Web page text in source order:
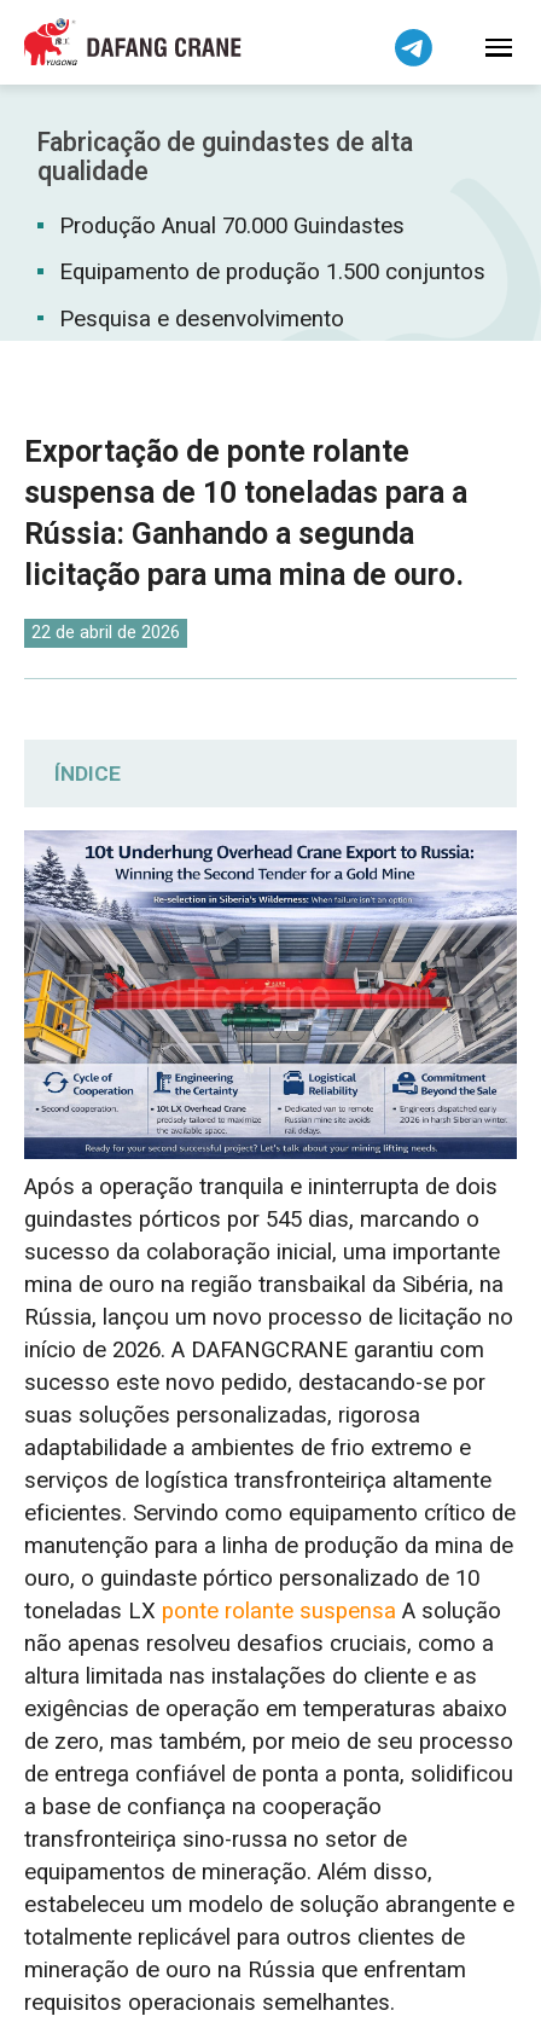
Fabricação de guindastes de alta
qualidade
Produção Anual 70.000 Guindastes
Equipamento de produção 1.500 conjuntos
Pesquisa e desenvolvimento
Exportação de ponte rolante
suspensa de 10 toneladas para a
Rússia: Ganhando a segunda
licitação para uma mina de ouro.
22 de abril de 2026
ÍNDICE
Superando Barreiras Espaciais e
Climáticas: Por que esta mina de ouro
russa escolheu a DAFANFCRANE para uma
segunda licitação?
Adaptação espacial de precisão: ponte
rolante suspensa supera as limitações de
espaço em oficinas de mineração de ouro.
Aprimoramento de engenharia para
temperaturas extremamente baixas:
superando a fragilidade a frio de -35°C para
estabilidade operacional durante todo o
ano.
Soluções Logísticas Estratégicas:
Eliminando os Riscos de Transbordo para
Garantir a Entrega no Prazo
Controle total do processo para um
comissionamento bem-sucedido em uma
única etapa.
Entregáveis e Reconhecimento do Cliente:
A Força dos Negócios Recorrentes
Após a operação tranquila e ininterrupta de dois
guindastes pórticos por 545 dias, marcando o
sucesso da colaboração inicial, uma importante
mina de ouro na região transbaikal da Sibéria, na
Rússia, lançou um novo processo de licitação no
início de 2026. A DAFANGCRANE garantiu com
sucesso este novo pedido, destacando-se por
suas soluções personalizadas, rigorosa
adaptabilidade a ambientes de frio extremo e
serviços de logística transfronteiriça altamente
eficientes. Servindo como equipamento crítico de
manutenção para a linha de produção da mina de
ouro, o guindaste pórtico personalizado de 10
toneladas LX ponte rolante suspensa A solução
não apenas resolveu desafios cruciais, como a
altura limitada nas instalações do cliente e as
exigências de operação em temperaturas abaixo
de zero, mas também, por meio de seu processo
de entrega confiável de ponta a ponta, solidificou
a base de confiança na cooperação
transfronteiriça sino-russa no setor de
equipamentos de mineração. Além disso,
estabeleceu um modelo de solução abrangente e
totalmente replicável para outros clientes de
mineração de ouro na Rússia que enfrentam
requisitos operacionais semelhantes.
Bahasa Indonesia
Bahasa Melayu
Tiếng Việt
简体中文
বাংলা
Pilipino
اردو
Українська
Kiswahili
Dansk
Norsk
O‘zbekcha